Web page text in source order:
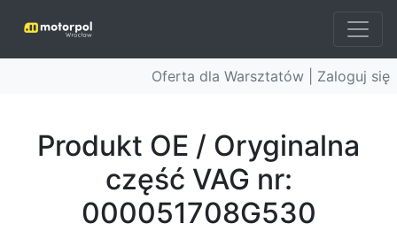
Oferta dla Warsztatów | Zaloguj się
Produkt OE / Oryginalna
część VAG nr:
000051708G530